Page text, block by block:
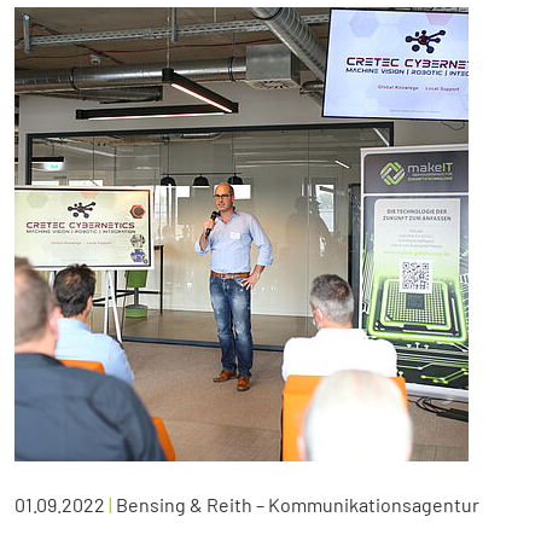
01.09.2022 | Bensing & Reith – Kommunikationsagentur